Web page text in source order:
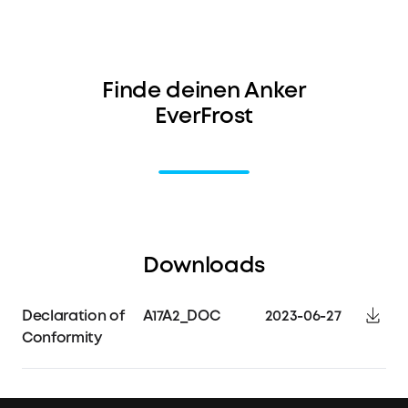
Finde deinen Anker
EverFrost
Downloads
Declaration of
Conformity
A17A2_DOC 2023-06-27